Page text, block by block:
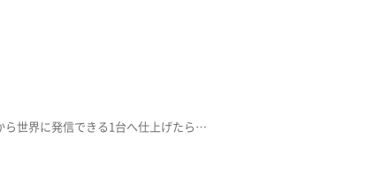
ら世界に発信できる1台へ仕上げたら…